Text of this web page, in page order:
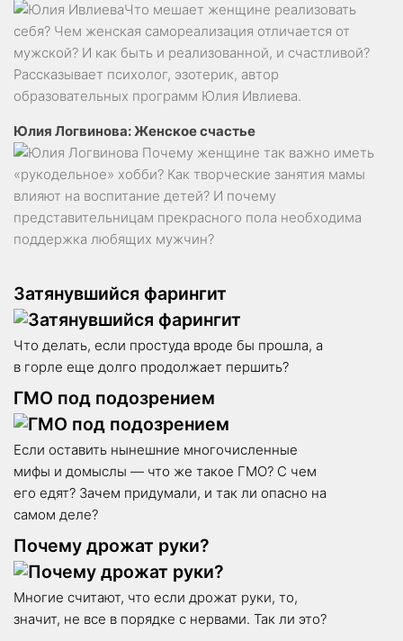
Что мешает женщине реализовать
себя? Чем женская самореализация отличается от
мужской? И как быть и реализованной, и счастливой?
Рассказывает психолог, эзотерик, автор
образовательных программ Юлия Ивлиева.
Юлия Логвинова: Женское счастье
Почему женщине так важно иметь
«рукодельное» хобби? Как творческие занятия мамы
влияют на воспитание детей? И почему
представительницам прекрасного пола необходима
поддержка любящих мужчин?
Затянувшийся фарингит
Что делать, если простуда вроде бы прошла, а
в горле еще долго продолжает першить?
ГМО под подозрением
Если оставить нынешние многочисленные
мифы и домыслы — что же такое ГМО? С чем
его едят? Зачем придумали, и так ли опасно на
самом деле?
Почему дрожат руки?
Многие считают, что если дрожат руки, то,
значит, не все в порядке с нервами. Так ли это?